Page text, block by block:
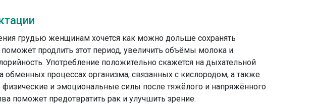
грудью женщинам хочется как можно дольше сохранять
продлить этот период, увеличить объёмы молока и
Употребление положительно скажется на дыхательной
обменных процессах организма, связанных с кислородом, а также
и эмоциональные силы после тяжёлого и напряжённого
поможет предотвратить рак и улучшить зрение.